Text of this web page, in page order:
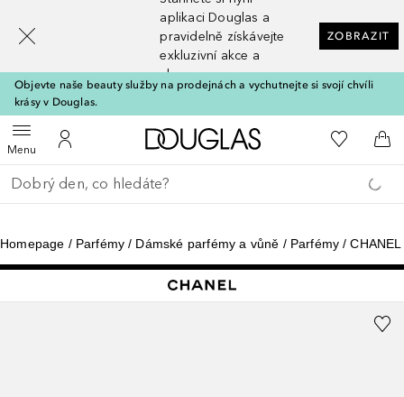
aplikaci Douglas a
pravidelně získávejte
exkluzivní akce a
slevy
ZOBRAZIT
Objevte naše beauty služby na prodejnách a vychutnejte si svojí chvíli
krásy v Douglas.
MenuOtevřít menuK mému účtu
Domů K mému
Do
Vraťte se
Proveďte vyhledávání
Homepage Parfémy Dámské parfémy a vůně Parfémy
[navigation.slideout.screenreader]